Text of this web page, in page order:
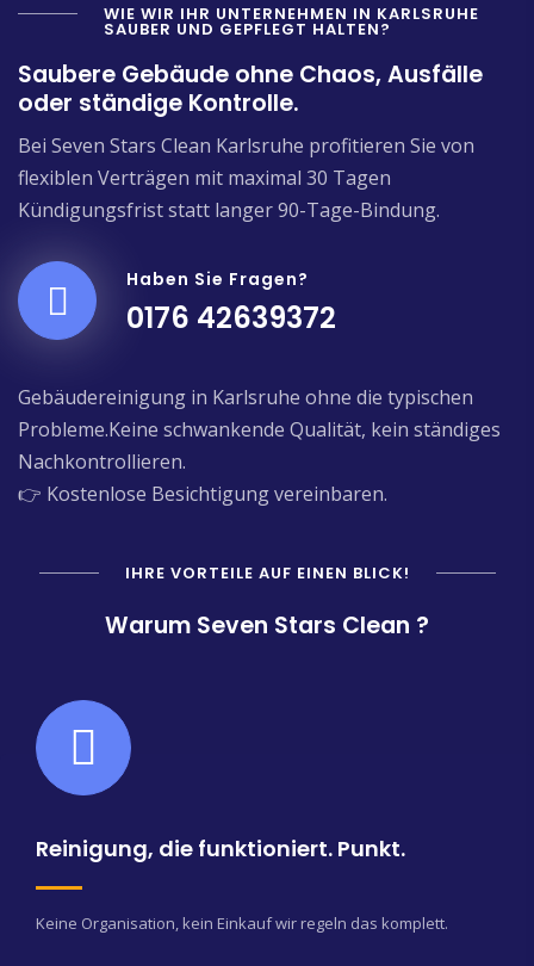
WIE WIR IHR UNTERNEHMEN IN KARLSRUHE
SAUBER UND GEPFLEGT HALTEN?
Saubere Gebäude ohne Chaos, Ausfälle
oder ständige Kontrolle.
Bei Seven Stars Clean Karlsruhe profitieren Sie von
flexiblen Verträgen mit maximal 30 Tagen
Kündigungsfrist statt langer 90-Tage-Bindung.
Haben Sie Fragen?
0176 42639372
Gebäudereinigung in Karlsruhe ohne die typischen
Probleme.Keine schwankende Qualität, kein ständiges
Nachkontrollieren.
👉 Kostenlose Besichtigung vereinbaren.
IHRE VORTEILE AUF EINEN BLICK!
Warum Seven Stars Clean ?
Reinigung, die funktioniert. Punkt.
Keine Organisation, kein Einkauf wir regeln das komplett.